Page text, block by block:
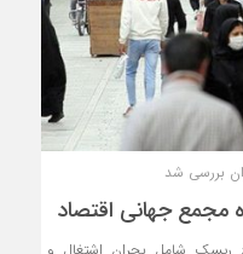
بررسی شد
مجمع جهانی اقتصاد